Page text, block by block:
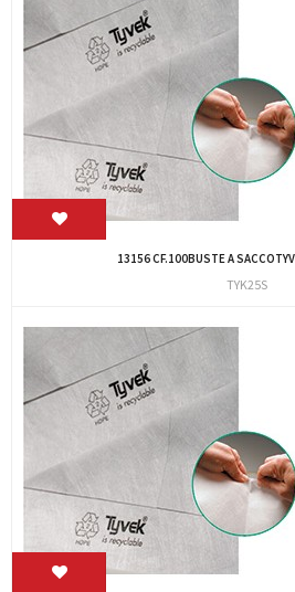
13156 CF.100BUSTE A
TYK25S